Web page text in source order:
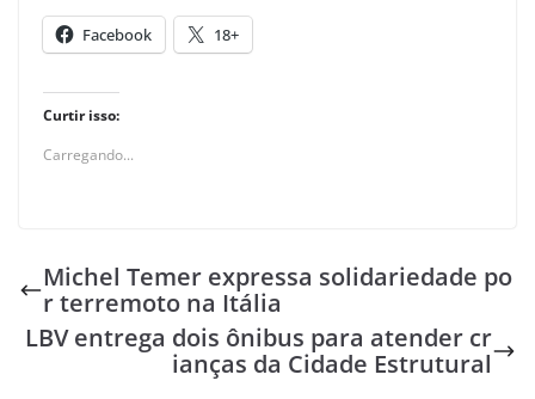
Facebook 18+
Curtir isso:
Carregando...
Michel Temer expressa solidariedade po
r terremoto na Itália
LBV entrega dois ônibus para atender cr
ianças da Cidade Estrutural